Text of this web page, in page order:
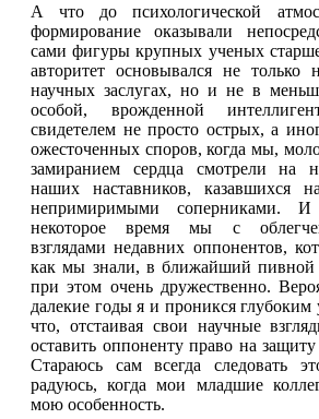
А что до психологической
формирование оказывали
сами фигуры крупных ученых
авторитет основывался не только
научных заслугах, но и не в
особой, врожденной
свидетелем не просто острых, а
ожесточенных споров, когда мы,
замиранием сердца смотрели на
наших наставников, казавшихся
непримиримыми соперниками.
некоторое время мы с
взглядами недавних оппонентов,
как мы знали, в ближайший пивной
при этом очень дружественно.
далекие годы я и проникся
что, отстаивая свои научные
оставить оппоненту право на
Стараюсь сам всегда следовать
радуюсь, когда мои младшие
мою особенность.